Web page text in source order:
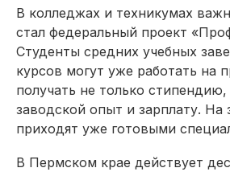
В колледжах и техникумах
стал федеральный проект
Студенты средних учебных
курсов могут уже работать на
получать не только
заводской опыт и зарплату. На
приходят уже готовыми
В Пермском крае действует